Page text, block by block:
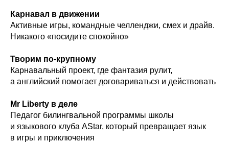
Карнавал в движении
Активные игры, командные челленджи, смех и драйв.
Никакого «посидите спокойно»
Творим по-крупному
Карнавальный проект, где фантазия рулит,
а английский помогает договариваться и действовать
Mr Liberty в деле
Педагог билингвальной программы школы
и языкового клуба AStar, который превращает язык
в игры и приключения